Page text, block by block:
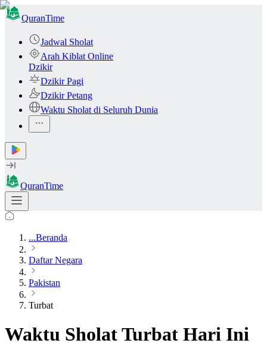
QuranTime
Jadwal Sholat
Arah Kiblat Online
Dzikir
Dzikir Pagi
Dzikir Petang
Waktu Sholat di Seluruh Dunia
QuranTime
...Beranda
Daftar Negara
Pakistan
Turbat
Waktu Sholat Turbat Hari Ini